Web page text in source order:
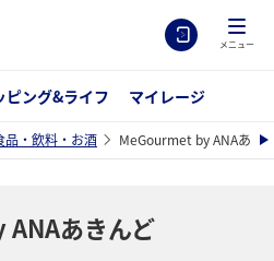
メニュー
ピング&ライフ マイレージ
品・飲料・お酒 MeGourmet by ANAあき
あきんど